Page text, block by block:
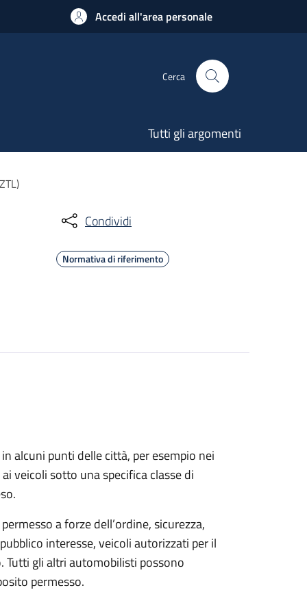
Accedi all'area personale
Cerca
Tutti gli argomenti
Condividi
Normativa di riferimento
alcuni punti delle città, per esempio nei
veicoli sotto una specifica classe di
a forze dell’ordine, sicurezza,
interesse, veicoli autorizzati per il
gli altri automobilisti possono
permesso.